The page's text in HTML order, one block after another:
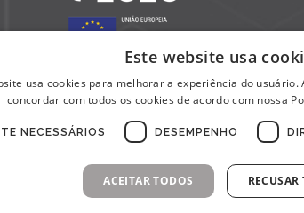
Este website usa
usa cookies para melhorar a experiência do
concordar com todos os cookies de acordo com nossa
NECESSÁRIOS DESEMPENHO
ACEITAR TODOS RECUSAR